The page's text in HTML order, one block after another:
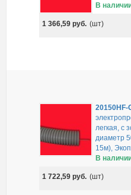
В
1 366,59руб. (шт)
20150HF-
легкая, с
диаметр
15м),
В
1 722,59руб. (шт)